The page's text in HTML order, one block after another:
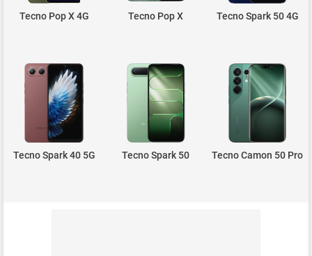
Tecno Pop X 4G Tecno Pop X Tecno Spark 50 4G
Tecno Spark 40 5G Tecno Spark 50 Tecno Camon 50 Pro